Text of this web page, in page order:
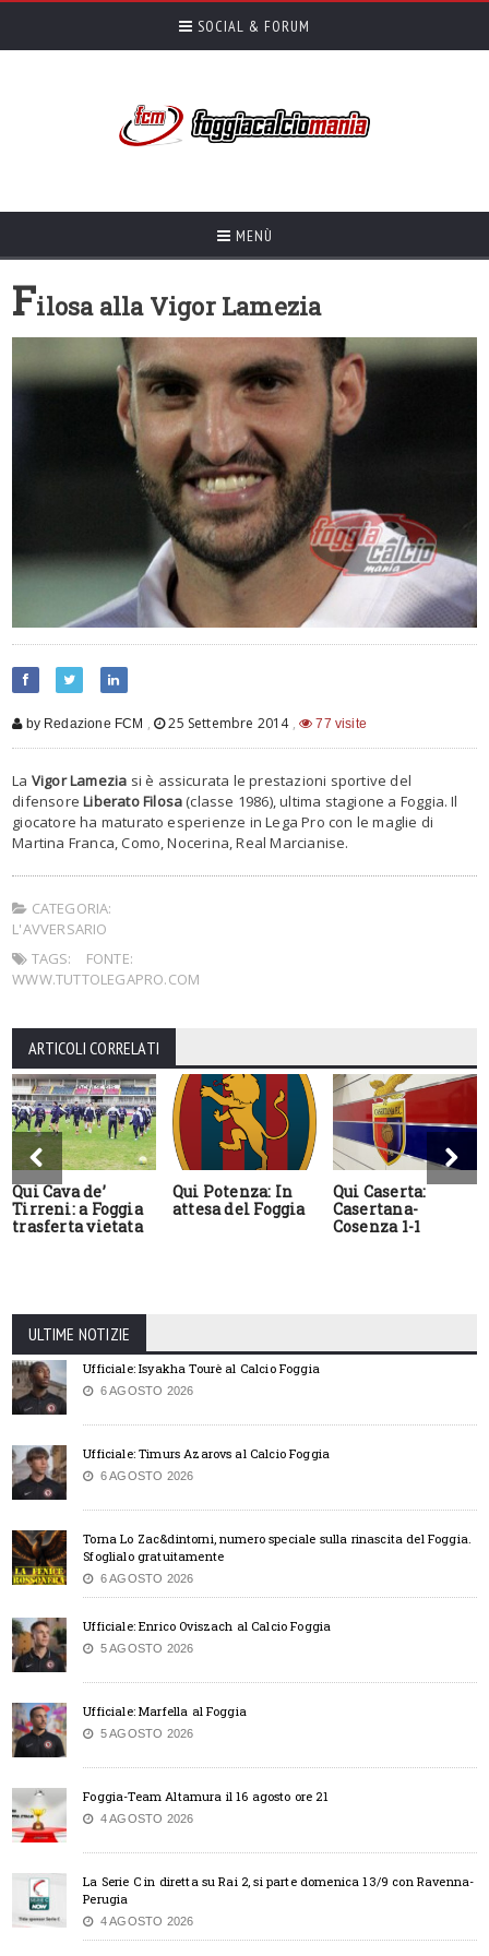
SOCIAL & FORUM
MENÙ
Filosa alla Vigor Lamezia
by Redazione FCM , 25 Settembre 2014 , 77 visite
La Vigor Lamezia si è assicurata le prestazioni sportive del
difensore Liberato Filosa (classe 1986), ultima stagione a Foggia. Il
giocatore ha maturato esperienze in Lega Pro con le maglie di
Martina Franca, Como, Nocerina, Real Marcianise.
CATEGORIA:
L'AVVERSARIO
TAGS:
FONTE:
WWW.TUTTOLEGAPRO.COM
ARTICOLI CORRELATI
Qui Cava de’
Tirreni: a Foggia
trasferta vietata
Qui Potenza: In
attesa del Foggia
Qui Caserta:
Casertana-
Cosenza 1-1
ULTIME NOTIZIE
Ufficiale: Isyakha Tourè al Calcio Foggia
6 AGOSTO 2026
Ufficiale: Timurs Azarovs al Calcio Foggia
6 AGOSTO 2026
Torna Lo Zac&dintorni, numero speciale sulla rinascita del Foggia.
Sfoglialo gratuitamente
6 AGOSTO 2026
Ufficiale: Enrico Oviszach al Calcio Foggia
5 AGOSTO 2026
Ufficiale: Marfella al Foggia
5 AGOSTO 2026
Foggia-Team Altamura il 16 agosto ore 21
4 AGOSTO 2026
La Serie C in diretta su Rai 2, si parte domenica 13/9 con Ravenna-
Perugia
4 AGOSTO 2026